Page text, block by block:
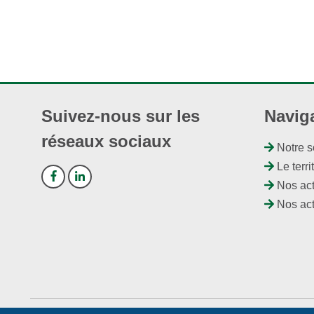
Suivez-nous sur les
réseaux sociaux
Notre
Le
Nos
Nos